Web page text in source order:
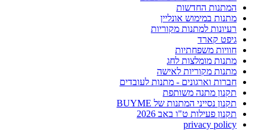
המתנות החדשות
מתנות במימוש אונליין
רעיונות למתנות מקוריות
גיפט קארד
חוויות משפחתיות
מתנות מומלצות לחג
מתנות מקוריות לאישה
חברות וארגונים - מתנות לעובדים
תקנון מתנה משותפת
תקנון נסייני המתנות של BUYME
תקנון פעילות ט"ו באב 2026
privacy policy